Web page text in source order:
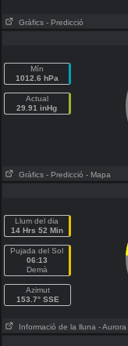
Gràfics - Predicció
Mín
1012.6 hPa
Actual
29.91 inHg
Gràfics - Predicció - Mapa
Llum del dia
14 Hrs 52 Min
Pujada del Sol
06:13
Demà
Azimut
153.7° SSE
Informació de la lluna - Aurora